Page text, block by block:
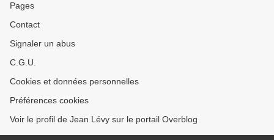
Pages
Contact
Signaler un abus
C.G.U.
Cookies et données personnelles
Préférences cookies
Voir le profil de Jean Lévy sur le portail Overblog